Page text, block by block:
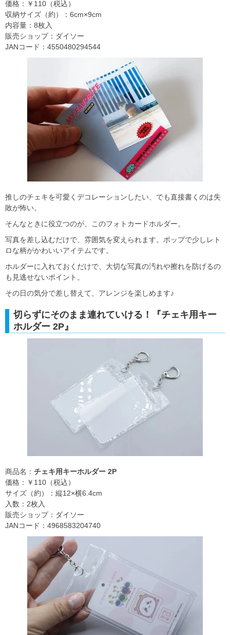
価格：￥110（税込）
収納サイズ（約）：6cm×9cm
内容量：8枚入
販売ショップ：ダイソー
JANコード：4550480294544
推しのチェキを可愛くデコレーションしたい、でも直接書くのは失
敗が怖い。
そんなときに役立つのが、このフォトカードホルダー。
写真を差し込むだけで、雰囲気を変えられます。ポップで少しレト
ロな柄がかわいいアイテムです。
ホルダーに入れておくだけで、大切な写真の汚れや擦れを防げるの
も見逃せないポイント。
その日の気分で差し替えて、アレンジを楽しめます♪
切らずにそのまま連れていける！『チェキ用キー
ホルダー 2P』
商品名： チェキ用キーホルダー 2P
価格：￥110（税込）
サイズ（約）：縦12×横6.4cm
入数：2枚入
販売ショップ：ダイソー
JANコード：4968583204740